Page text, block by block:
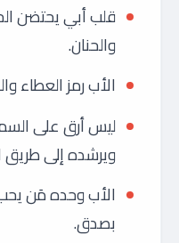
قلب أبي يحتضن
والحنان.
الأب رمز العطاء
ليس أرق على
ويرشده إلى طريق
الأب وحده مَن
بصدق.